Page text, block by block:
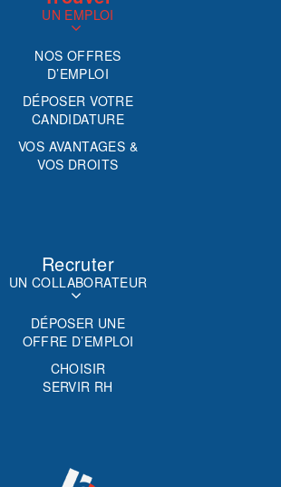
UN EMPLOI
NOS OFFRES
D’EMPLOI
DÉPOSER VOTRE
CANDIDATURE
VOS AVANTAGES &
VOS DROITS
Recruter
UN COLLABORATEUR
DÉPOSER UNE
OFFRE D’EMPLOI
CHOISIR
SERVIR RH